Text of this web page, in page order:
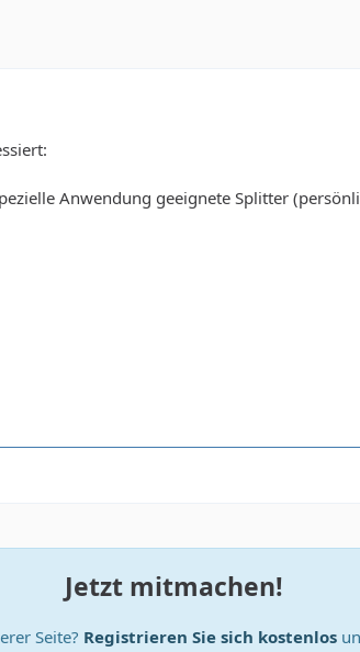
Anwendung geeignete Splitter
Jetzt mitmachen!
Seite? Registrieren Sie sich kostenlos